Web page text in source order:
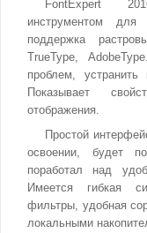
FontExpert
инструментом
поддержка
TrueType,
проблем,
Показывает
отображения.
Простой
освоении, будет
поработал над
Имеется гибкая
фильтры, удобная
локальными